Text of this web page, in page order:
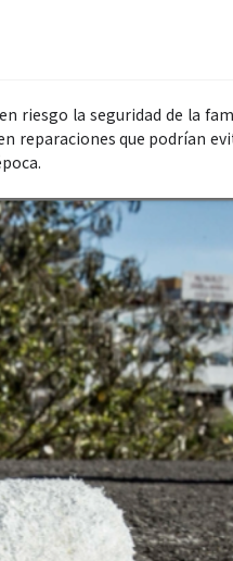
riesgo la seguridad de la
reparaciones que podrían